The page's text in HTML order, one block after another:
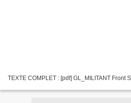
TEXTE COMPLET : [pdf] GL_MILITANT Front